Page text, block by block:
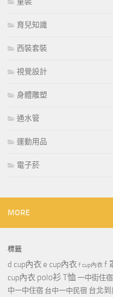
育兒知識
西裝套裝
視覺設計
身體雕塑
通水管
運動用品
電子菸
MORE
標籤
d cup內衣 e cup內衣 f cup內衣 f
cup內衣 polo衫 T恤 一中街住宿
中一中住宿 台中一中民宿 台北